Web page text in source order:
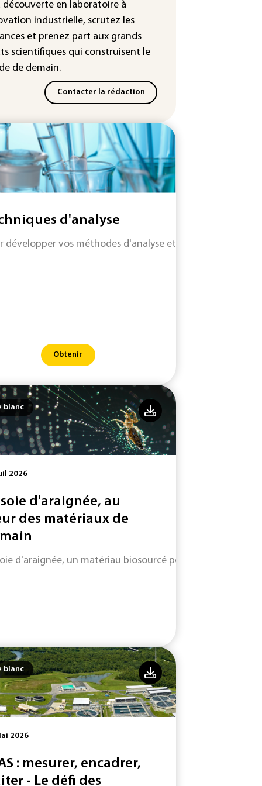
Eutelsat investira 3,4 milliards
dans la future
européenne
découverte en laboratoire à
industrielle, scrutez les
et prenez part aux grands
scientifiques qui construisent le
de demain.
Contacter la rédaction
d'analyse
développer vos méthodes d'analyse et les faire évoluer
Obtenir
blanc
2026
soie d'araignée, au
des matériaux de
d'araignée, un matériau biosourcé performant et
blanc
2026
: mesurer, encadrer,
- Le défi des